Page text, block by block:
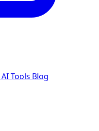
AI Tools Blog